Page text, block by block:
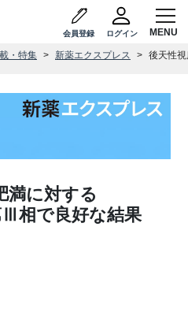
会員登録 ログイン
・特集 新薬エクスプレス 後天性
満に対する
相で良好な結果